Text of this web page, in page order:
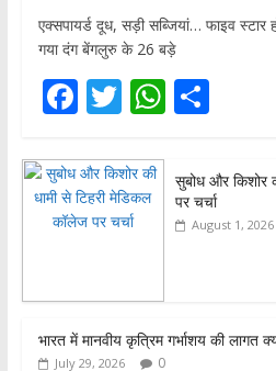
एक्सपायर्ड दूध, सड़ी सब्जियां… फाइव स्टार
गया दंग बेंगलुरु के 26 बड़े
F
e
b
o
k
T
itt
er
W
at
s
A
S
ar
e
सुबोध और किशोर
पर चर्चा
August 1, 2026
भारत में मानवीय कृत्रिम गर्भाशय की लागत
July 29, 2026 0